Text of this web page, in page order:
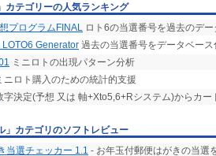
カテゴリーの人気ランキング
プログラムFINAL
ロト6の当選番号を過去のデ
Generator 過去の当選番号をデータベー
ミニロトの出現パターン分析
ニロト購入のための統計的支援
字決定(予想 又は 軸+Xto5,6+Rシステム)からカ
」カテゴリのソフトレビュー
当選チェッカー 1.1 - お年玉付郵便はがきの当選